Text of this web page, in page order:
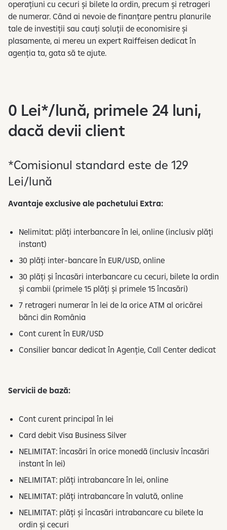
u
p
r
i
v
l
a
p
l
u
r
r
d
a
e
r
c
a
c
t
e
e
r
s
operațiuni cu cecuri și bilete la ordin, precum și retrageri
de numerar. Când ai nevoie de finanțare pentru planurile
tale de investiții sau cauți soluții de economisire și
plasamente, ai mereu un expert Raiffeisen dedicat în
agenția ta, gata să te ajute.
0 Lei*/lună, primele 24 luni,
dacă devii client
*Comisionul standard este de 129
Lei/lună
Avantaje exclusive ale pachetului Extra:
Nelimitat: plăți interbancare în lei, online (inclusiv plăți
instant)
30 plăți inter-bancare în EUR/USD, online
30 plăți și încasări interbancare cu cecuri, bilete la ordin
și cambii (primele 15 plăți și primele 15 încasări)
7 retrageri numerar în lei de la orice ATM al oricărei
bănci din România
Cont curent în EUR/USD
Consilier bancar dedicat în Agenție, Call Center dedicat
Servicii de bază:
Cont curent principal în lei
Card debit Visa Business Silver
NELIMITAT: încasări în orice monedă (inclusiv încasări
instant în lei)
NELIMITAT: plăți intrabancare în lei, online
NELIMITAT: plăți intrabancare în valută, online
NELIMITAT: plăți și încasări intrabancare cu bilete la
ordin și cecuri